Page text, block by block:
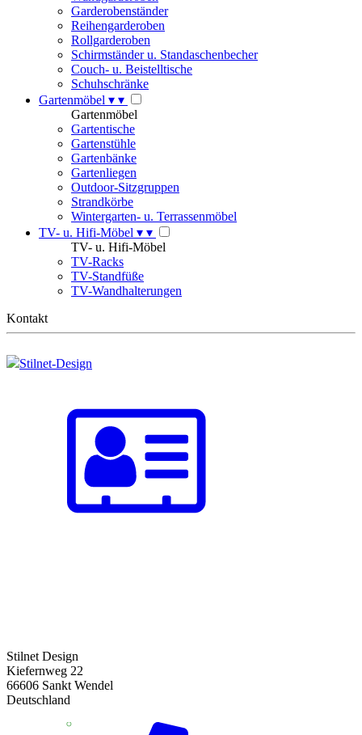
Garderobenständer
Reihengarderoben
Rollgarderoben
Schirmständer u. Standaschenbecher
Couch- u. Beistelltische
Schuhschränke
Gartenmöbel ▾ ▾
Gartenmöbel
Gartentische
Gartenstühle
Gartenbänke
Gartenliegen
Outdoor-Sitzgruppen
Strandkörbe
Wintergarten- u. Terrassenmöbel
TV- u. Hifi-Möbel ▾ ▾
TV- u. Hifi-Möbel
TV-Racks
TV-Standfüße
TV-Wandhalterungen
Kontakt
Stilnet-Design
Stilnet Design
Kiefernweg 22
66606 Sankt Wendel
Deutschland